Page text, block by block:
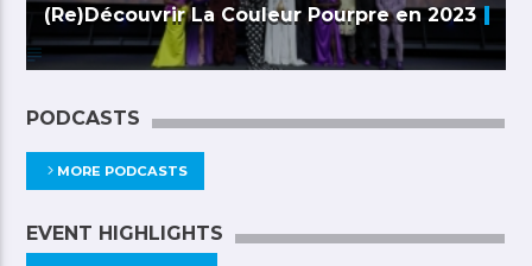
(Re)Découvrir La Couleur Pourpre en 2023
PODCASTS
MORE PODCASTS
EVENT HIGHLIGHTS